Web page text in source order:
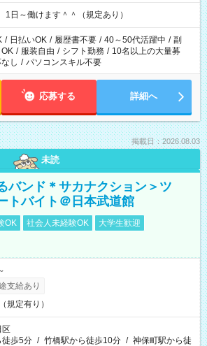
日～働けます＾＾（規定あり）
/ 日払いOK / 履歴書不要 / 40～50代活躍中 / 副
/ 服装自由 / シフト勤務 / 10名以上の大量募
し / パソコンスキル不要
応募する 詳細へ
掲載日：2026.08.03
未読
バンド＊サカナクション＞ツ
トバイト＠日本武道館
OK 社会人未経験OK
大学生歓迎
支給あり
規定有り）
区
徒歩5分 / 竹橋駅から徒歩10分 / 神保町駅から徒